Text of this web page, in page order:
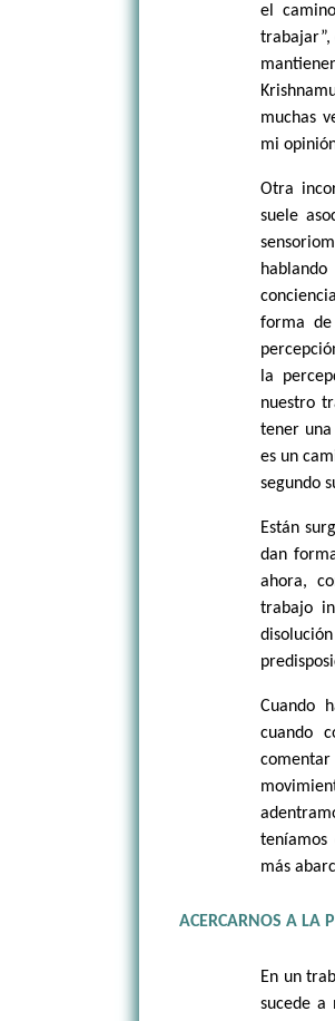
el
trabajar”,
muchas
mi
Otra
suele
forma
la
nuestro
tener una
es un
segundo
Están
dan
ahora,
trabajo
Cuando
cuando
teníamos
más
ACERCARNOS A LA
En un
sucede a